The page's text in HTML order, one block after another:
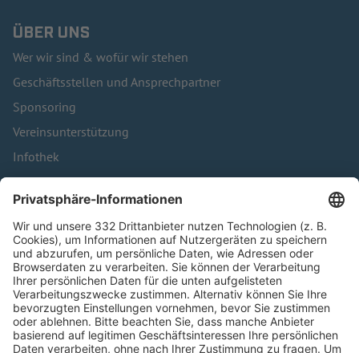
ÜBER UNS
Wer wir sind & wofür wir stehen
Geschäftsstellen und Ansprechpartner
Sponsoring
Vereinsunterstützung
Infothek
Kontakt
HÄUFIG BESUCHTE SEITEN
Pässe und Vereinswechsel
Trainerausbildung
Schulungsangebot Vereinsmitarbeiter
BFV-Geschäftsstellen